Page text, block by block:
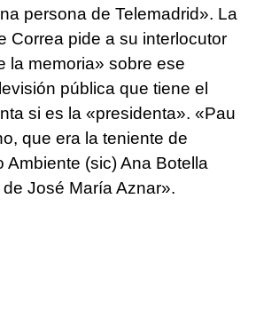
persona de Telemadrid». La
Correa pide a su interlocutor
la memoria» sobre ese
pública que tiene el
si es la «presidenta». «Pau
que era la teniente de
Ambiente (sic) Ana Botella
José María Aznar».